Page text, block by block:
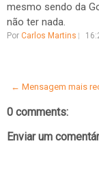
mesmo sendo da
não ter nada.
Por Carlos Martins
← Mensagem mais
0 comments:
Enviar um